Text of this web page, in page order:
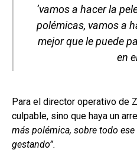
‘vamos a hacer la
polémicas, vamos a
mejor que le puede
en
Para el director operativo de
culpable, sino que haya un
más polémica, sobre todo
gestando”.